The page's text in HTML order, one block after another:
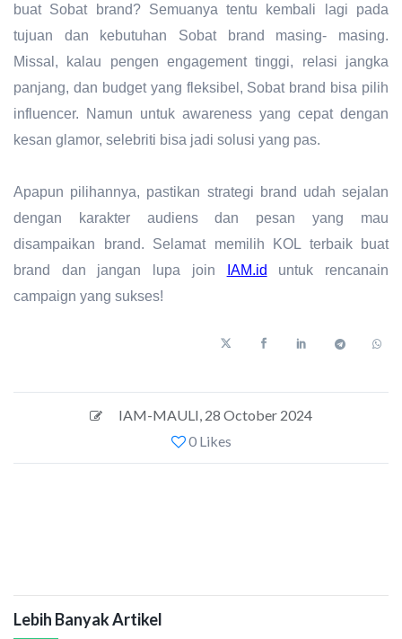
buat Sobat brand? Semuanya tentu kembali lagi pada
tujuan dan kebutuhan Sobat brand masing- masing.
Missal, kalau pengen engagement tinggi, relasi jangka
panjang, dan budget yang fleksibel, Sobat brand bisa pilih
influencer. Namun untuk awareness yang cepat dengan
kesan glamor, selebriti bisa jadi solusi yang pas.
Apapun pilihannya, pastikan strategi brand udah sejalan
dengan karakter audiens dan pesan yang mau
disampaikan brand. Selamat memilih KOL terbaik buat
brand dan jangan lupa join
IAM.id untuk rencanain
campaign yang sukses!
IAM-MAULI, 28 October 2024
0 Likes
Lebih Banyak Artikel